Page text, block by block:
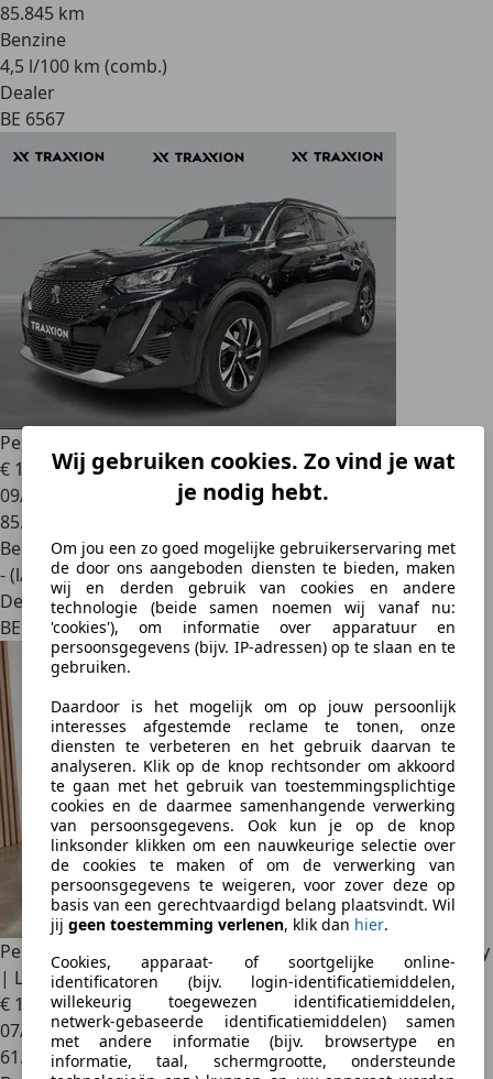
Wij gebruiken cookies. Zo vind je wat
je nodig hebt.
Om jou een zo goed mogelijke gebruikerservaring met
de door ons aangeboden diensten te bieden, maken
wij en derden gebruik van cookies en andere
technologie (beide samen noemen wij vanaf nu:
'cookies'), om informatie over apparatuur en
persoonsgegevens (bijv. IP-adressen) op te slaan en te
gebruiken.
Daardoor is het mogelijk om op jouw persoonlijk
interesses afgestemde reclame te tonen, onze
diensten te verbeteren en het gebruik daarvan te
analyseren. Klik op de knop rechtsonder om akkoord
te gaan met het gebruik van toestemmingsplichtige
cookies en de daarmee samenhangende verwerking
van persoonsgegevens. Ook kun je op de knop
linksonder klikken om een nauwkeurige selectie over
de cookies te maken of om de verwerking van
persoonsgegevens te weigeren, voor zover deze op
basis van een gerechtvaardigd belang plaatsvindt. Wil
jij geen toestemming verlenen, klik dan hier.
Cookies, apparaat- of soortgelijke online-
identificatoren (bijv. login-identificatiemiddelen,
willekeurig toegewezen identificatiemiddelen,
netwerk-gebaseerde identificatiemiddelen) samen
met andere informatie (bijv. browsertype en
informatie, taal, schermgrootte, ondersteunde
85.845 km
Benzine
4,5 l/100 km (comb.)
Dealer
BE 6567
Peugeot 2008
€ 12.895
09/2020
85.715 km
Benzine
- (l/100 km)
Dealer
BE 9940
Peugeot 2008
Allure 1.2 Puretech ** Camera | Navi/Carplay
| LED
€ 12.990
07/2020
61.126 km